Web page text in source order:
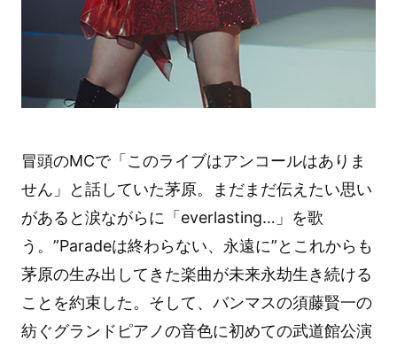
冒頭のMCで「このライブはアンコールはありま
せん」と話していた茅原。まだまだ伝えたい思い
があると涙ながらに「everlasting…」を歌
う。”Paradeは終わらない、永遠に”とこれからも
茅原の生み出してきた楽曲が未来永劫生き続ける
ことを約束した。そして、バンマスの須藤賢一の
紡ぐグランドピアノの音色に初めての武道館公演